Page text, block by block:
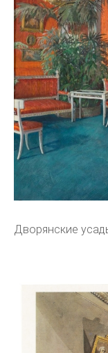
Дворянские